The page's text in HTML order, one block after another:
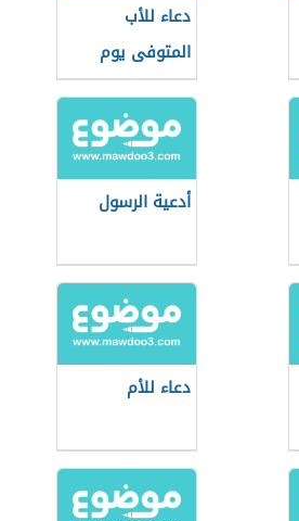
دعاء للأب
المتوفى يوم
الجمعة
أدعية الرسول
دعاء للأم